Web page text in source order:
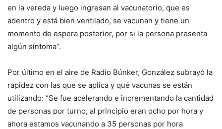
en la vereda y luego ingresan al vacunatorio, que es
adentro y está bien ventilado, se vacunan y tiene un
momento de espera posterior, por si la persona presenta
algún síntoma”.
Por último en el aire de Radio Búnker, González subrayó la
rapidez con las que se aplica y qué vacunas se están
utilizando: “Se fue acelerando e incrementando la cantidad
de personas por turno, al principio eran ocho por hora y
ahora estamos vacunando a 35 personas por hora